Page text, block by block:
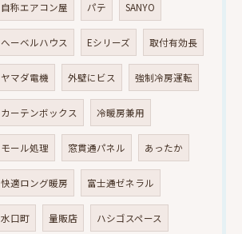
自称エアコン屋 パテ SANYO
へーベルハウス Eシリーズ 取付有効長
ヤマダ電機 外壁にビス 強制冷房運転
カーテンボックス 冷暖房兼用
モール処理 窓貫通パネル あったか
快適ロング暖房 富士通ゼネラル
水口町 量販店 ハシゴスペース